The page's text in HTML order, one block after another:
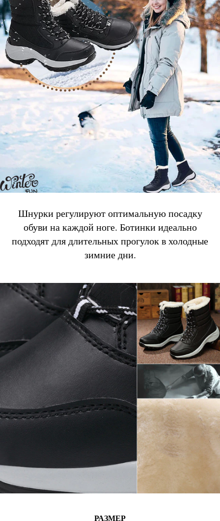
Шнурки регулируют оптимальную посадку
обуви на каждой ноге. Ботинки идеально
подходят для длительных прогулок в холодные
зимние дни.
РАЗМЕР